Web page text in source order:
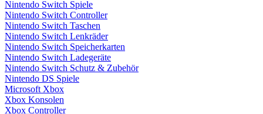
Nintendo Switch Spiele
Nintendo Switch Controller
Nintendo Switch Taschen
Nintendo Switch Lenkräder
Nintendo Switch Speicherkarten
Nintendo Switch Ladegeräte
Nintendo Switch Schutz & Zubehör
Nintendo DS Spiele
Microsoft Xbox
Xbox Konsolen
Xbox Controller